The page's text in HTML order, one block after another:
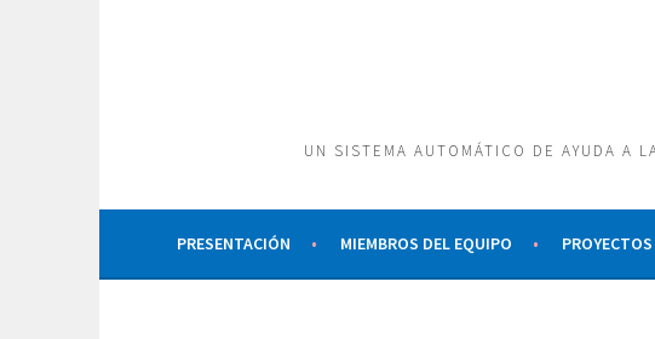
UN SISTEMA AUTOMÁTICO DE AYUDA A
PRESENTACIÓN MIEMBROS DEL EQUIPO